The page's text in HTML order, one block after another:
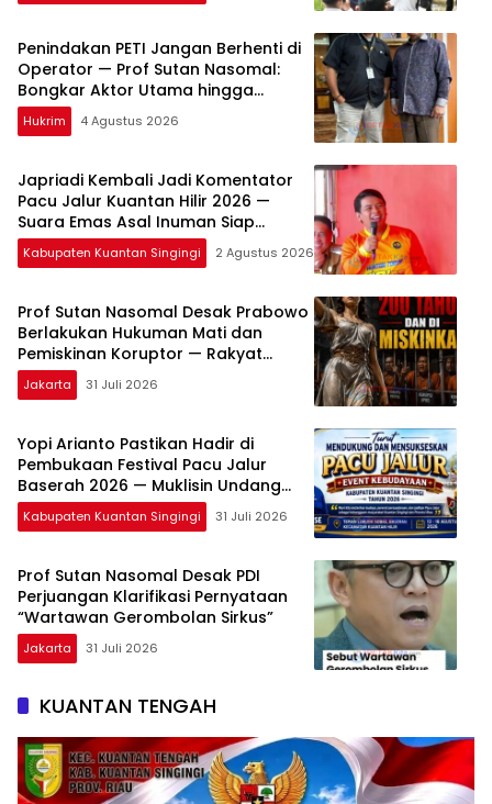
Penindakan PETI Jangan Berhenti di
Operator — Prof Sutan Nasomal:
Bongkar Aktor Utama hingga
Pemodal
Hukrim 4 Agustus 2026
Japriadi Kembali Jadi Komentator
Pacu Jalur Kuantan Hilir 2026 —
Suara Emas Asal Inuman Siap
Menggema di Tepian Lubuok Sobae
Basogha
Kabupaten Kuantan Singingi 2 Agustus 2026
Prof Sutan Nasomal Desak Prabowo
Berlakukan Hukuman Mati dan
Pemiskinan Koruptor — Rakyat
Tunggu Keputusan
Jakarta 31 Juli 2026
Yopi Arianto Pastikan Hadir di
Pembukaan Festival Pacu Jalur
Baserah 2026 — Muklisin Undang
Langsung
Kabupaten Kuantan Singingi 31 Juli 2026
Prof Sutan Nasomal Desak PDI
Perjuangan Klarifikasi Pernyataan
“Wartawan Gerombolan Sirkus”
Jakarta 31 Juli 2026
KUANTAN TENGAH